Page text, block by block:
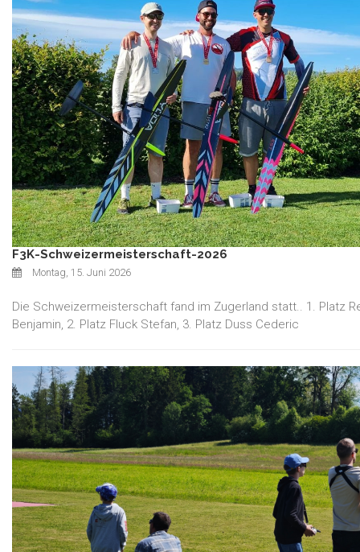
F3K-Schweizermeisterschaft-2026
Montag, 15. Juni 2026
Die Schweizermeisterschaft fand im Zugerland statt.. 1. Platz
Benjamin, 2. Platz Fluck Stefan, 3. Platz Duss Cederic